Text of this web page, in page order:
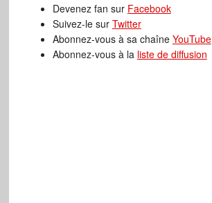
Devenez fan sur Facebook
Suivez-le sur Twitter
Abonnez-vous à sa chaîne YouTube
Abonnez-vous à la liste de diffusion